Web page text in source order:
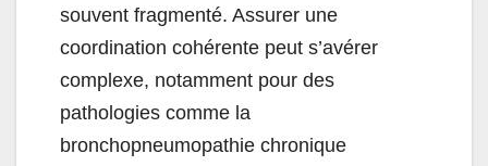
souvent fragmenté. Assurer une
coordination cohérente peut s’avérer
complexe, notamment pour des
pathologies comme la
bronchopneumopathie chronique